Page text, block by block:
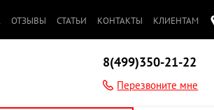
ОТЗЫВЫ СТАТЬИ КОНТАКТЫ КЛИЕНТАМ
8(499)350-21-22
Перезвоните мне